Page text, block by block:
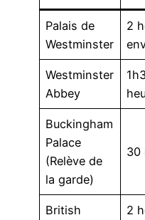
Palais de
Westminster
2
Westminster
Abbey
Buckingham
Palace
(Relève de
la garde)
30
British
2